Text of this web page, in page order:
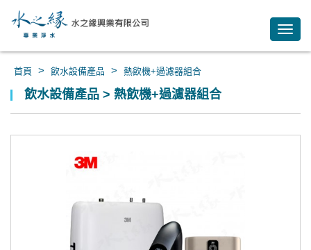
首頁 > 飲水設備產品 > 熱飲機+過濾器組合
飲水設備產品 > 熱飲機+過濾器組合